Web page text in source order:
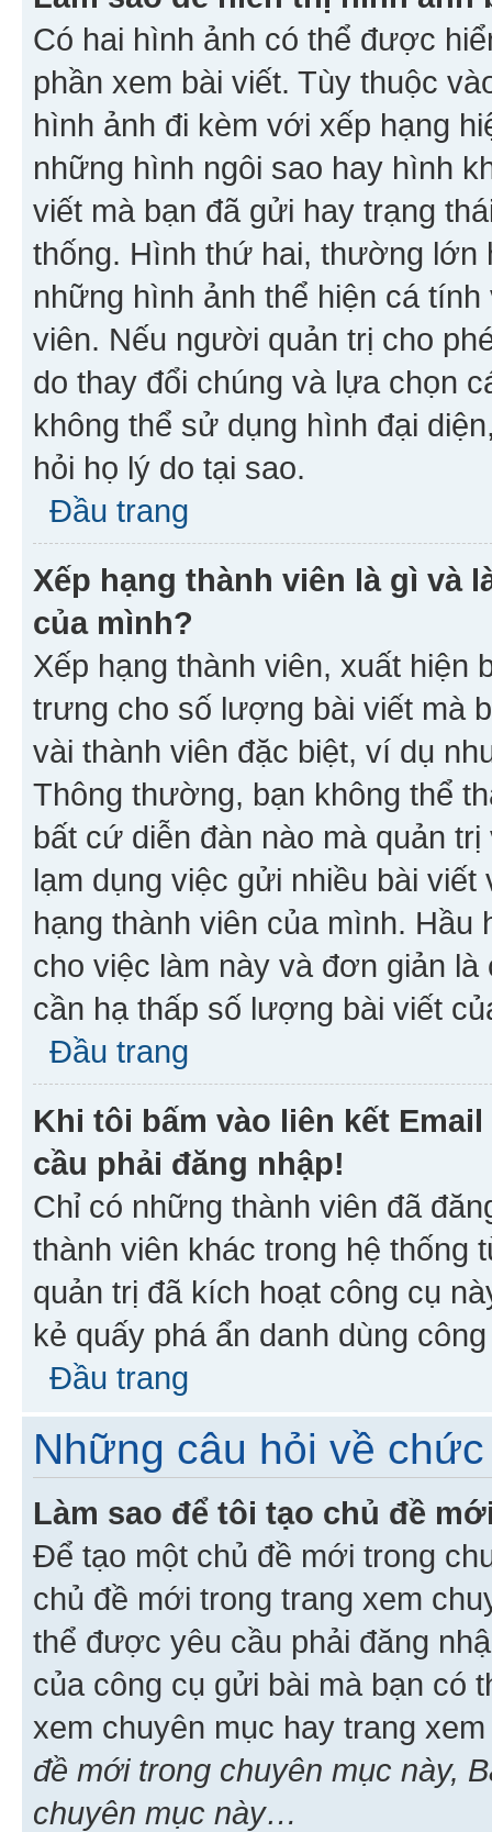
Có hai hình ảnh có thể được
phần xem bài viết. Tùy thuộc
hình ảnh đi kèm với xếp hạng
những hình ngôi sao hay hình
viết mà bạn đã gửi hay trạng
thống. Hình thứ hai, thường
những hình ảnh thể hiện cá
viên. Nếu người quản trị cho
do thay đổi chúng và lựa chọn
không thể sử dụng hình đại
hỏi họ lý do tại sao.
Đầu trang
Xếp hạng thành viên là gì và
của mình?
Xếp hạng thành viên, xuất
trưng cho số lượng bài viết mà
vài thành viên đặc biệt, ví dụ
Thông thường, bạn không thể
bất cứ diễn đàn nào mà quản
lạm dụng việc gửi nhiều bài
hạng thành viên của mình. Hầu
cho việc làm này và đơn giản
cần hạ thấp số lượng bài viết
Đầu trang
Khi tôi bấm vào liên kết
cầu phải đăng nhập!
Chỉ có những thành viên đã
thành viên khác trong hệ thống
quản trị đã kích hoạt công cụ
kẻ quấy phá ẩn danh dùng
Đầu trang
Những câu hỏi về
Làm sao để tôi tạo chủ đề
Để tạo một chủ đề mới trong
chủ đề mới trong trang xem
thể được yêu cầu phải đăng
của công cụ gửi bài mà bạn có
xem chuyên mục hay trang
đề mới trong chuyên mục này,
chuyên mục này…